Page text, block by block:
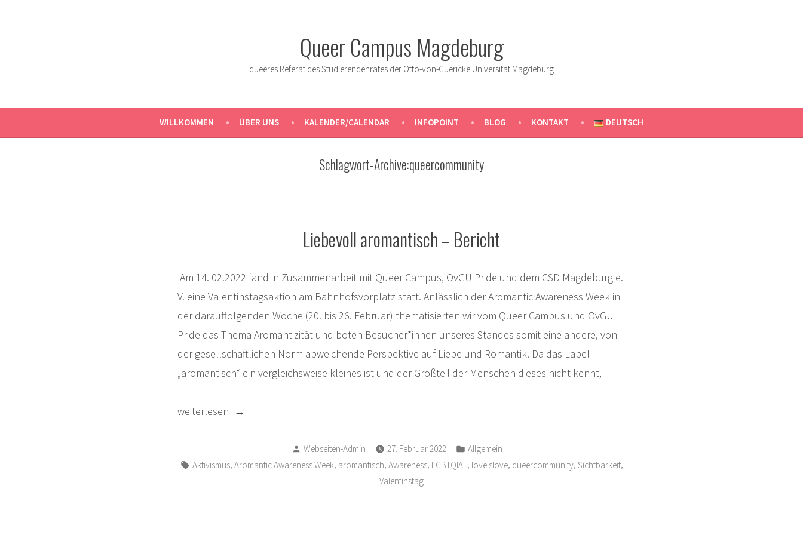
Queer Campus Magdeburg
queeres Referat des Studierendenrates der Otto-von-Guericke Universität Magdeburg
WILLKOMMEN ÜBER UNS KALENDER/CALENDAR INFOPOINT BLOG KONTAKT DEUTSCH
Schlagwort-Archive:queercommunity
Liebevoll aromantisch – Bericht
Am 14. 02.2022 fand in Zusammenarbeit mit Queer Campus, OvGU Pride und dem CSD Magdeburg e.
V. eine Valentinstagsaktion am Bahnhofsvorplatz statt. Anlässlich der Aromantic Awareness Week in
der darauffolgenden Woche (20. bis 26. Februar) thematisierten wir vom Queer Campus und OvGU
Pride das Thema Aromantizität und boten Besucher*innen unseres Standes somit eine andere, von
der gesellschaftlichen Norm abweichende Perspektive auf Liebe und Romantik. Da das Label
„aromantisch“ ein vergleichsweise kleines ist und der Großteil der Menschen dieses nicht kennt,
„Liebevoll
Bericht“
weiterlesen
Verfasst
von
Webseiten-Admin 27. Februar 2022
Veröffentlicht
in
Allgemein
Schlagwörter:
Aktivismus, Aromantic Awareness Week aromantisch Awareness, LGBTQIA+, loveislove, queercommunity, Sichtbarkeit,
Valentinstag